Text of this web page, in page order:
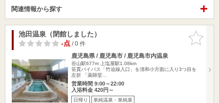
関連情報から探す
お気に入
りに追加
池田温泉（閉館しました）
-点/ 0 件
鹿児島県 / 鹿児島市 / 鹿児島市内温泉
谷山駅677m
上塩屋駅1.08km
笹貫バイパス「竹迫線入口」を清和小方面に入り3つ目を
左折 「薬師堂…
営業時間 9:00～22:00
入浴料金 420円～
日帰り 単純温泉・単純泉